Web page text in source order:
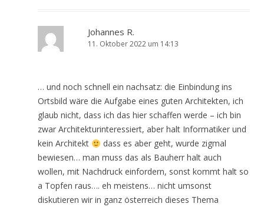
Johannes R.
11. Oktober 2022 um 14:13
… und noch schnell ein nachsatz: die Einbindung ins
Ortsbild wäre die Aufgabe eines guten Architekten, ich
glaub nicht, dass ich das hier schaffen werde – ich bin
zwar Architekturinteressiert, aber halt Informatiker und
kein Architekt
dass es aber geht, wurde zigmal
bewiesen… man muss das als Bauherr halt auch
wollen, mit Nachdruck einfordern, sonst kommt halt so
a Topfen raus…. eh meistens… nicht umsonst
diskutieren wir in ganz österreich dieses Thema